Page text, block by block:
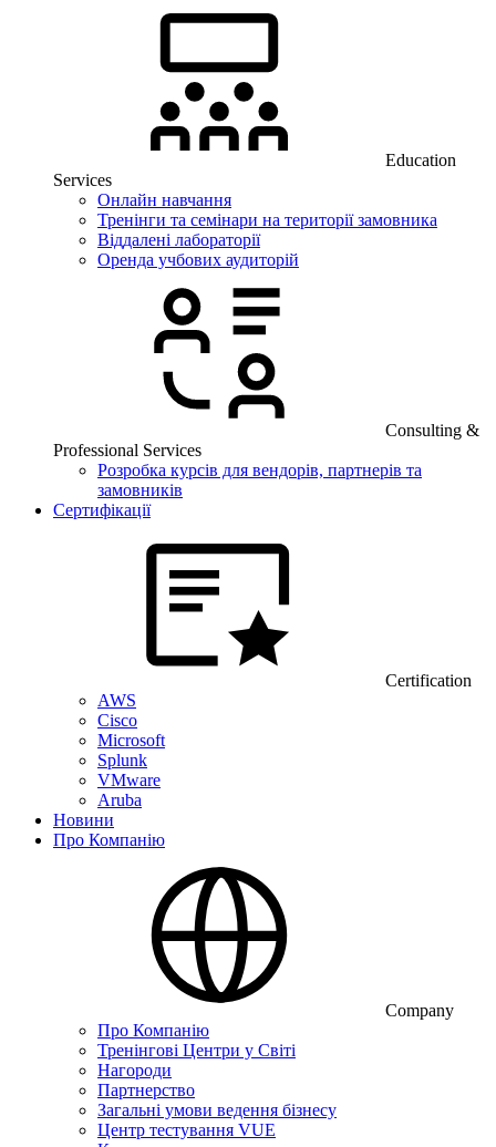
Education
Services
Онлайн навчання
Тренінги та семінари на території замовника
Віддалені лабораторії
Оренда учбових аудиторій
Consulting &
Professional Services
Розробка курсів для вендорів, партнерів та
замовників
Сертифікації
Certification
AWS
Cisco
Microsoft
Splunk
VMware
Aruba
Новини
Про Компанію
Company
Про Компанію
Тренінгові Центри у Світі
Нагороди
Партнерство
Загальні умови ведення бізнесу
Центр тестування VUE